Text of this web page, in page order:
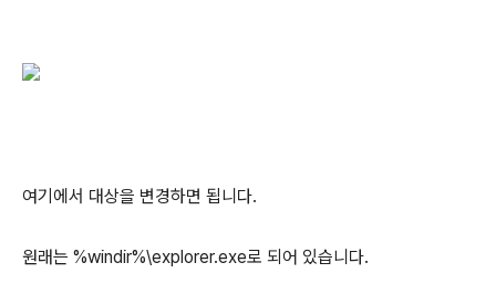
여기에서 대상을 변경하면 됩니다.
원래는 %windir%\explorer.exe로 되어 있습니다.